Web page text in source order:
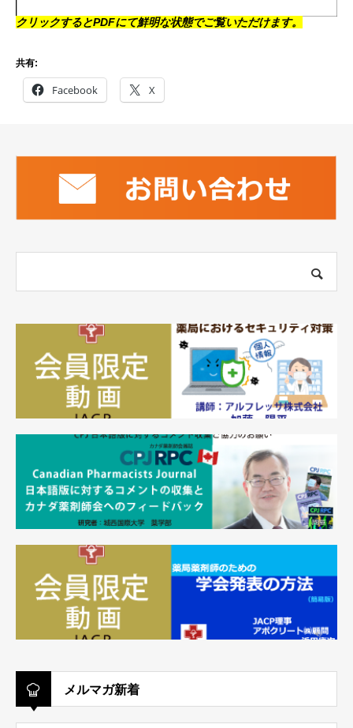
クリックするとPDFにて鮮明な状態でご覧いただけます。
共有:
Facebook X
メルマガ新着